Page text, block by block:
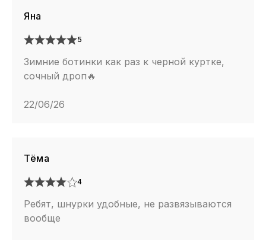
Яна
5
Зимние ботинки как раз к черной куртке,
сочный дроп🔥
22/06/26
Тёма
4
Ребят, шнурки удобные, не развязываются
вообще